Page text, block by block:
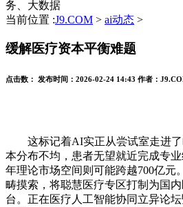
务、大数据
当前位置 :J9.COM > ai动态 >
缓解医疗资本平衡难题
点击数： 发布时间： 2026-02-24 14:43 作者：
这标记着AI实正从尝试室走进了
本分布不均，患者无望就近完成专
年理论市场空间则可能跨越700亿元
畴摸索，将聪慧医疗专区打制为国
台。正在医疗人工智能协同立异论